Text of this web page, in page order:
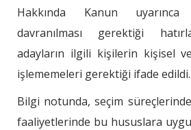
Hakkında Kanun
davranılması gerektiği
adayların ilgili kişilerin kişisel
işlememeleri gerektiği ifade edildi.
Bilgi notunda, seçim
faaliyetlerinde bu hususlara